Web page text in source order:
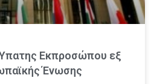
Εκπροσώπου εξ
Ένωσης